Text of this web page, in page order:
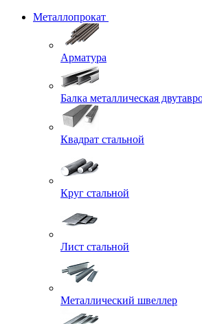
Металлопрокат
Арматура
Балка металлическая
Квадрат стальной
Круг стальной
Лист стальной
Металлический швеллер